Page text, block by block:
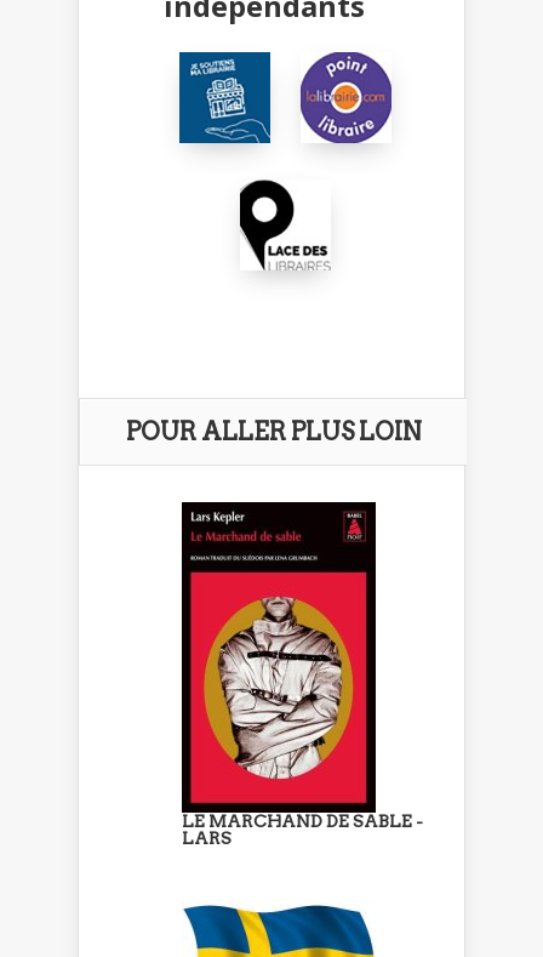
POUR ALLER PLUS LOIN
LE MARCHAND DE SABLE -
LARS